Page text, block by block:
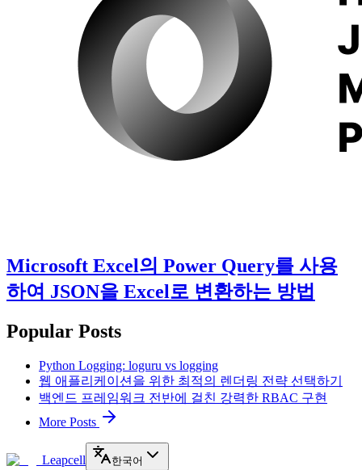
Microsoft Excel의 Power Query를 사용
하여 JSON을 Excel로 변환하는 방법
Popular Posts
Python Logging: loguru vs logging
웹 애플리케이션을 위한 최적의 렌더링 전략 선택하기
백엔드 프레임워크 전반에 걸친 강력한 RBAC 구현
More Posts
Leapcell 한국어